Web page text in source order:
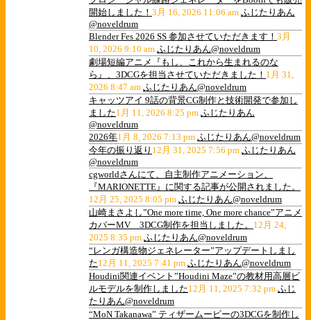
開始しました！ 3月 16, 2026 11:06 am ふじたりあん
@noveldrum
Blender Fes 2026 SS 参加させていただきます！ 3月
10, 2026 9:10 am ふじたりあん@noveldrum
劇場短編アニメ『もし、これから生まれるのな
ら』、3DCGを担当させていただきました！ 1月 31,
2026 8:47 am ふじたりあん@noveldrum
キャッツアイ 9話の背景CG制作と技術開発で参加し
ました1月 11, 2026 8:25 pm ふじたりあん
@noveldrum
2026年1月 8, 2026 7:13 pm ふじたりあん@noveldrum
今年の振り返り 12月 31, 2025 7:56 pm ふじたりあん
@noveldrum
cgworldさんにて、自主制作アニメーション、
『MARIONETTE』に関する記事が公開されました。
12月 25, 2025 8:05 pm ふじたりあん@noveldrum
山崎まさよし”One more time, One more chance”アニメ
カバーMV 3DCG制作を担当しました。 12月 24,
2025 8:35 pm ふじたりあん@noveldrum
“レンガ構造物ジェネレーター”アップデートしまし
た12月 11, 2025 7:41 pm ふじたりあん@noveldrum
Houdini関連イベント”Houdini Maze”の教材用高層ビ
ルモデルを制作しました12月 11, 2025 7:32 pm ふじ
たりあん@noveldrum
“MoN Takanawa” ティザームービーの3DCGを制作し